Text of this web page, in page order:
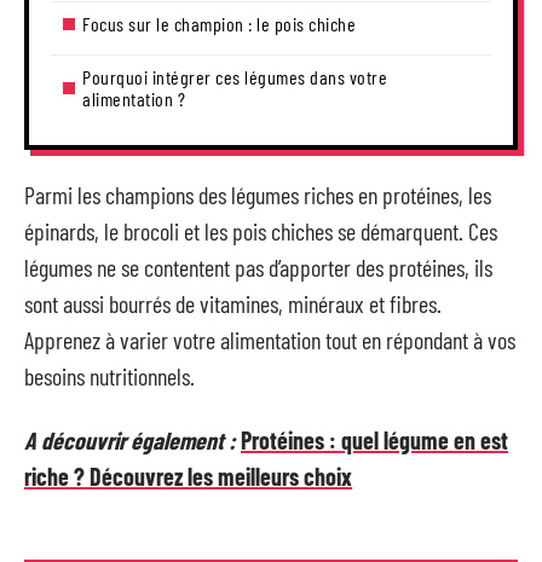
Focus sur le champion : le pois chiche
Pourquoi intégrer ces légumes dans votre
alimentation ?
Parmi les champions des légumes riches en protéines, les
épinards, le brocoli et les pois chiches se démarquent. Ces
légumes ne se contentent pas d’apporter des protéines, ils
sont aussi bourrés de vitamines, minéraux et fibres.
Apprenez à varier votre alimentation tout en répondant à vos
besoins nutritionnels.
A découvrir également :Protéines : quel légume en est
riche ? Découvrez les meilleurs choix